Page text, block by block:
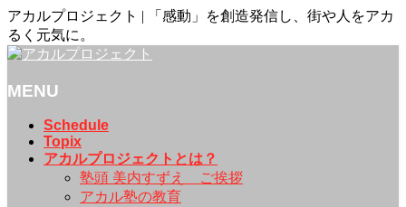
アカルプロジェクト | 「感動」を創造発信し、街や人をアカ
るく元気に。
MENU
Schedule
Topix
アカルプロジェクトとは？
塾頭 美内すずえ ご挨拶
アカル塾の教育